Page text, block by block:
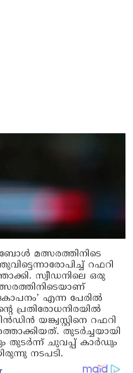
മത്സരത്തിനിടെ
റഫറി
സ്വീഡനിലെ ഒരു
എന്ന പേരില്‍
പ്രതിരോധനിരയില്‍
യങ്ക്വസ്റ്റിനെ റഫറി
തുടര്‍ച്ചയായി
തുടര്‍ന്ന് ചുവപ്പ് കാര്‍ഡും
നടപടി.